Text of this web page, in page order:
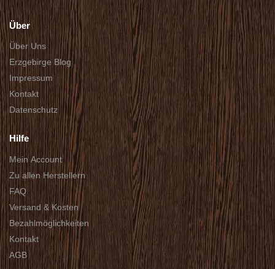
Über
Über Uns
Erzgebirge Blog
Impressum
Kontakt
Datenschutz
Hilfe
Mein Account
Zu allen Herstellern
FAQ
Versand & Kosten
Bezahlmöglichkeiten
Kontakt
AGB